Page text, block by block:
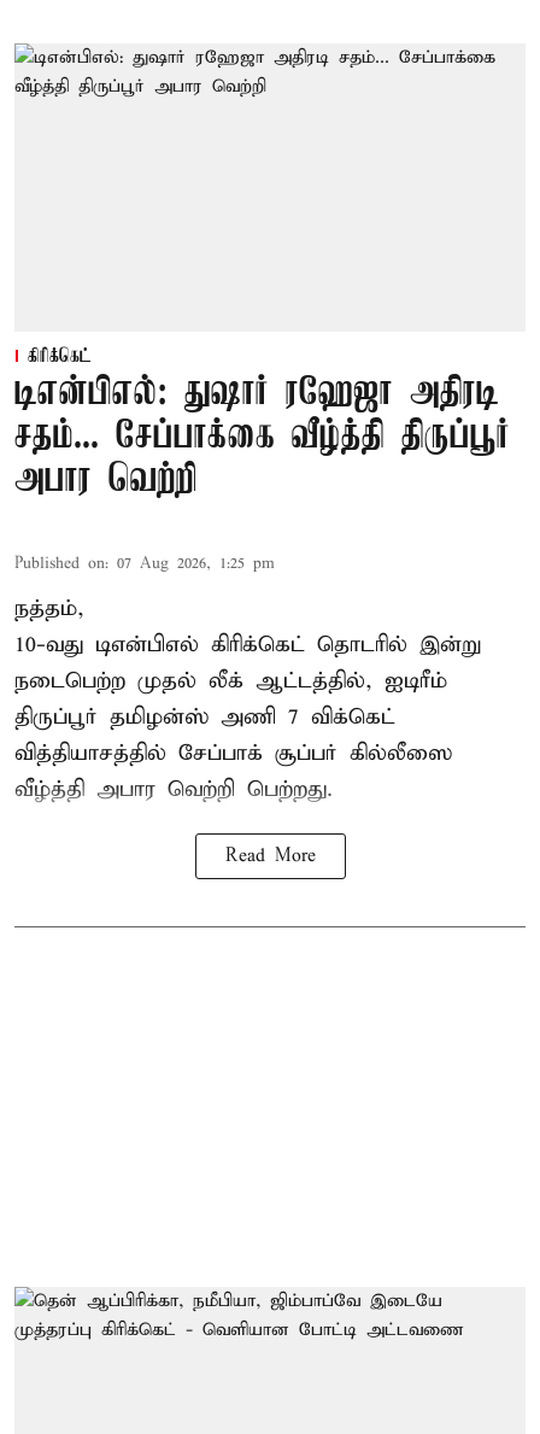
கிரிக்கெட்
டிஎன்பிஎல்: துஷார் ரஹேஜா அதிரடி
சதம்... சேப்பாக்கை வீழ்த்தி திருப்பூர்
அபார வெற்றி
Published on: 07 Aug 2026, 1:25 pm
நத்தம்,
10-வது டிஎன்பிஎல் கிரிக்கெட் தொடரில் இன்று
நடைபெற்ற முதல் லீக் ஆட்டத்தில், ஐடிரீம்
திருப்பூர் தமிழன்ஸ் அணி 7 விக்கெட்
வித்தியாசத்தில் சேப்பாக் சூப்பர் கில்லீஸை
வீழ்த்தி அபார வெற்றி பெற்றது.
Read More